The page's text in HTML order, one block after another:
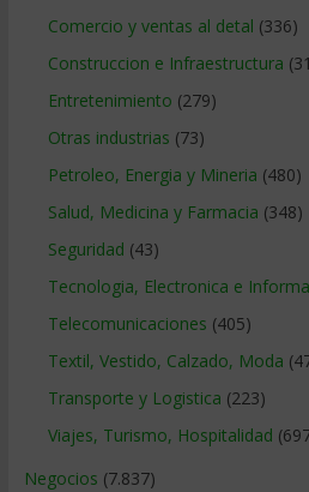
Comercio y ventas al detal (336)
Construccion e Infraestructura
Entretenimiento (279)
Otras industrias (73)
Petroleo, Energia y Mineria (480)
Salud, Medicina y Farmacia (348)
Seguridad (43)
Tecnologia, Electronica e
Telecomunicaciones (405)
Textil, Vestido, Calzado, Moda
Transporte y Logistica (223)
Viajes, Turismo, Hospitalidad
Negocios (7.837)